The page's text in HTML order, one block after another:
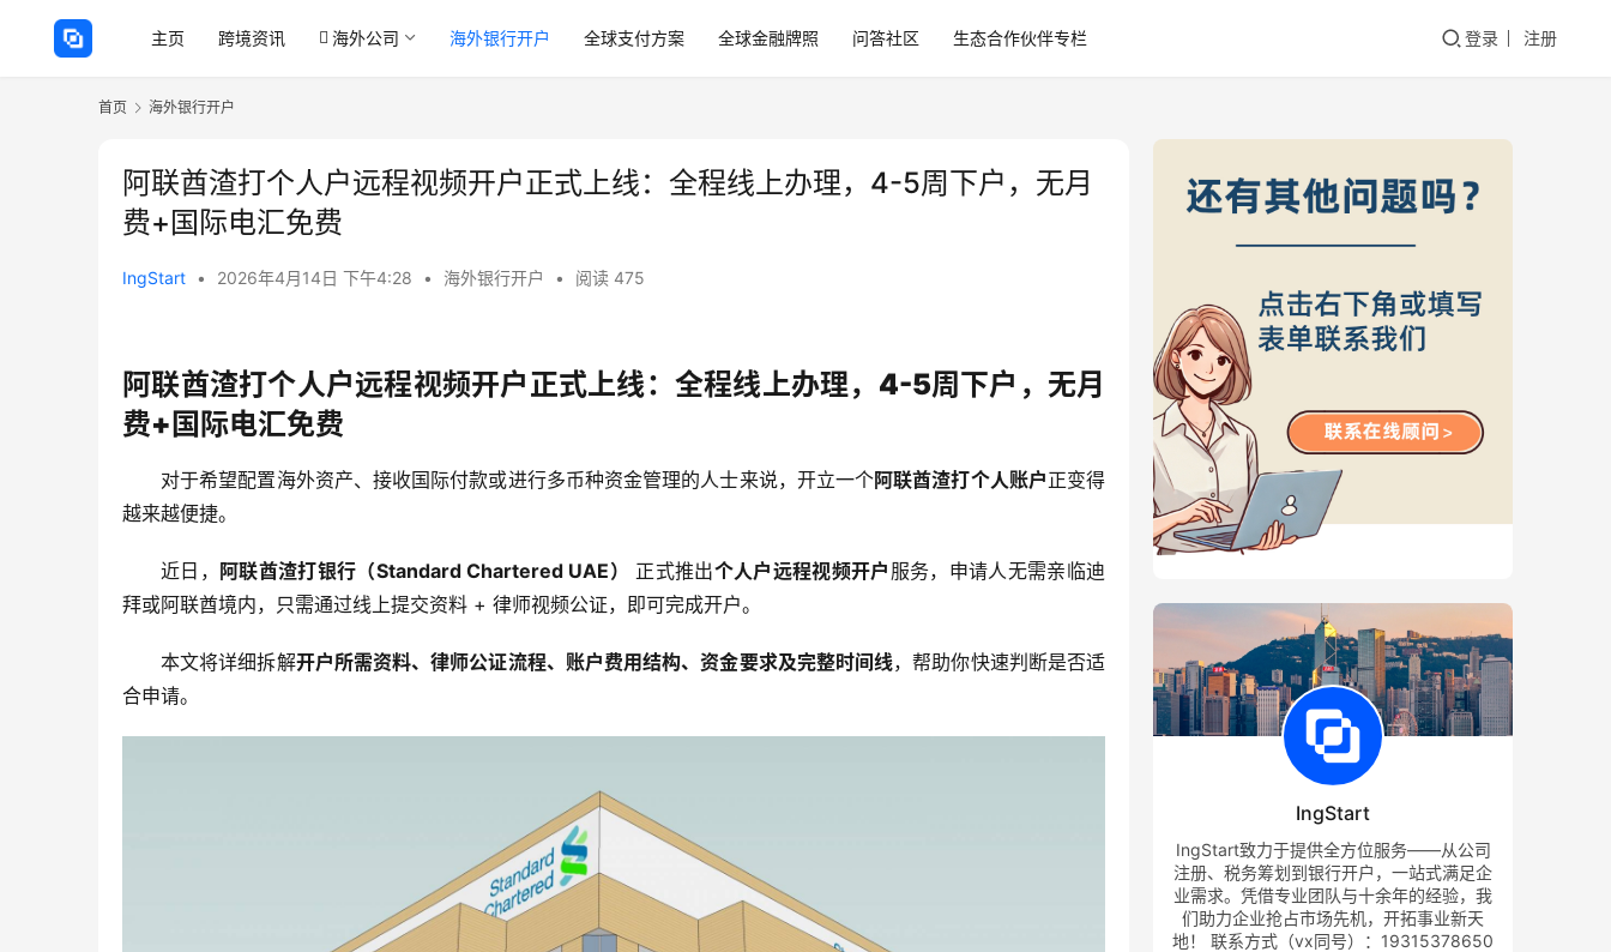
主页 跨境资讯 海外公司 海外银行开户 全球支付方案 全球金融牌照 问答社区 生态合作伙伴专栏 登录 注册
首页 海外银行开户
阿联酋渣打个人户远程视频开户正式上线：全程线上办理，4-5周下户，无月
费+国际电汇免费
IngStart • 2026年4月14日 下午4:28 • 海外银行开户 • 阅读 475
阿联酋渣打个人户远程视频开户正式上线：全程线上办理，4-5周下户，无月
费+国际电汇免费
对于希望配置海外资产、接收国际付款或进行多币种资金管理的人士来说，开立一个阿联酋渣打个人账户正变得
越来越便捷。
近日， 阿联酋渣打银行（Standard Chartered UAE） 正式推出个人户远程视频开户 服务，申请人无需亲临迪
拜或阿联酋境内，只需通过线上提交资料 + 律师视频公证，即可完成开户。
本文将详细拆解开户所需资料、律师公证流程、账户费用结构、资金要求及完整时间线，帮助你快速判断是否适
合申请。
IngStart
IngStart致力于提供全方位服务——从公司
注册、税务筹划到银行开户，一站式满足企
业需求。凭借专业团队与十余年的经验，我
们助力企业抢占市场先机，开拓事业新天
地！ 联系方式（vx同号）：19315378650